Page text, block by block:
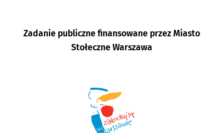
Zadanie publiczne finansowane przez Miasto
Stołeczne Warszawa